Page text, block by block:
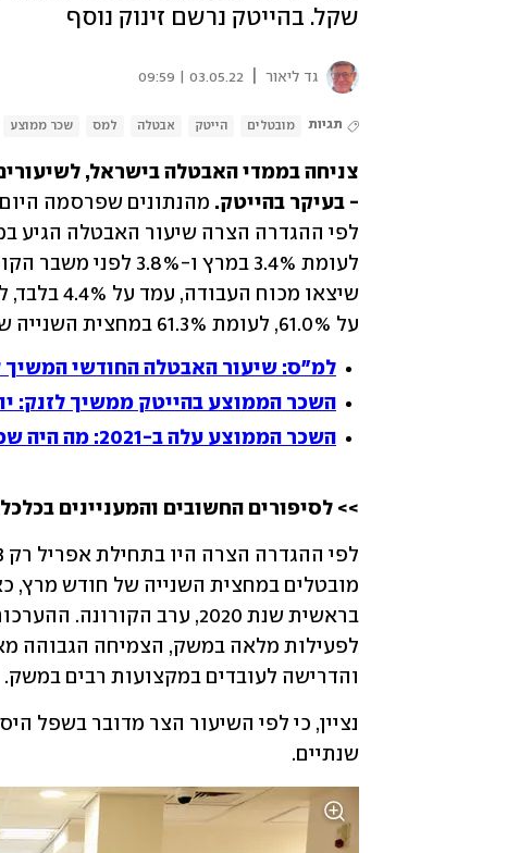
שקל. בהייטק נרשם זינוק נוסף
גד ליאור 03.05.22 | 09:59
תגיות מובטלים הייטק אבטלה למס שכר ממוצע
- בעיקר בהייטק.
על 61.0%, לעומת 61.3% במחצית השנייה של מרץ.
למ"ס: שיעור האבטלה החודשי המשיך
השכר הממוצע בהייטק ממשיך לזנק: יותר מ-27 אלף שקל
השכר הממוצע עלה ב-2021: מה היה שכרם של עובדי ההייטק?
>> לסיפורים החשובים והמעניינים
והדרישה לעובדים במקצועות רבים במשק.
שנתיים.